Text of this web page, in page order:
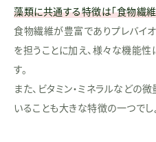
藻類に共通する特徴は「食物繊維
食物繊維が豊富でありプレバイ
を担うことに加え、様々な機能
す。
また、ビタミン・ミネラルなどの
いることも大きな特徴の一つでし